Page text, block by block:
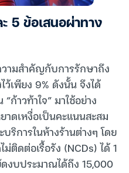
ะ 5 ข้อเสนอผ่าทาง
ามสำคัญกับการรักษาถึง
เพียง 9% ดังนั้น จึงได้
ก้าวท้าใจ” มาใช้อย่าง
าดเหงื่อเป็นคะแนนสะสม
ริการในห้างร้านต่างๆ โดย
ติดต่อเรื้อรัง (NCDs) ได้ 1
งบประมาณได้ถึง 15,000